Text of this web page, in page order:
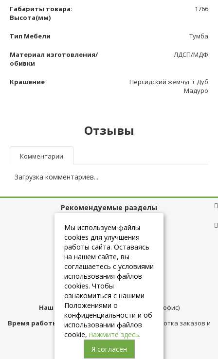
Габариты товара:
Высота(мм)
1766
Тип Мебели Тумба
Материал изготовления/
обивки
ЛДСП/МДФ
Крашение
Персидский жемчуг + Дуб
Мадуро
Отзывы
Комментарии
Загрузка комментариев...
Рекомендуемые разделы
Полезные ссылки
+7 (925) 084-10-60
Наш адрес:Москва,ул.Плещеева д.12 (офис)
Время работы магазина:с 10:00 до 21:00 (обработка заказов и
консультация)
Мы используем файлы
cookies для улучшения
работы сайта. Оставаясь
на нашем сайте, вы
соглашаетесь с условиями
использования файлов
cookies. Чтобы
ознакомиться с нашими
Положениями о
конфиденциальности и об
использовании файлов
cookie, нажмите здесь.
Я согласен